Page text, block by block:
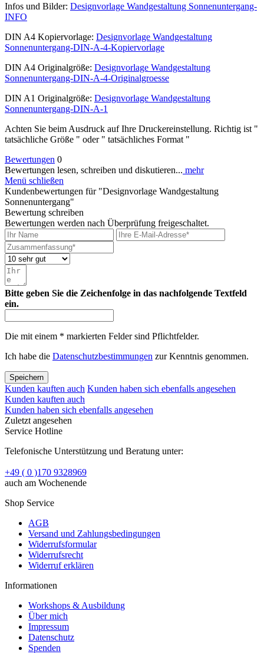
Infos und Bilder: Designvorlage Wandgestaltung Sonnenuntergang-
INFO
DIN A4 Kopiervorlage: Designvorlage Wandgestaltung
Sonnenuntergang-DIN-A-4-Kopiervorlage
DIN A4 Originalgröße: Designvorlage Wandgestaltung
Sonnenuntergang-DIN-A-4-Originalgroesse
DIN A1 Originalgröße: Designvorlage Wandgestaltung
Sonnenuntergang-DIN-A-1
Achten Sie beim Ausdruck auf Ihre Druckereinstellung. Richtig ist "
tatsächliche Größe " oder " tatsächliches Format "
Bewertungen 0
Bewertungen lesen, schreiben und diskutieren... mehr
Menü schließen
Kundenbewertungen für "Designvorlage Wandgestaltung
Sonnenuntergang"
Bewertung schreiben
Bewertungen werden nach Überprüfung freigeschaltet.
Bitte geben Sie die Zeichenfolge in das nachfolgende Textfeld
ein.
Die mit einem * markierten Felder sind Pflichtfelder.
Ich habe die Datenschutzbestimmungen zur Kenntnis genommen.
Speichern
Kunden kauften auch Kunden haben sich ebenfalls angesehen
Kunden kauften auch
Kunden haben sich ebenfalls angesehen
Zuletzt angesehen
Service Hotline
Telefonische Unterstützung und Beratung unter:
+49 ( 0 )170 9328969
auch am Wochenende
Shop Service
AGB
Versand und Zahlungsbedingungen
Widerrufsformular
Widerrufsrecht
Widerruf erklären
Informationen
Workshops & Ausbildung
Über mich
Impressum
Datenschutz
Spenden